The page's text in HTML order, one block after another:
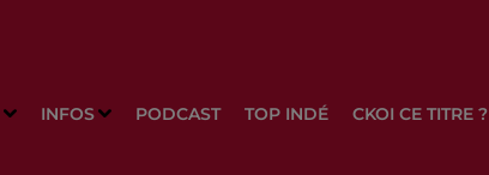
INFOS PODCAST TOP INDÉ CKOI CE TITRE ?